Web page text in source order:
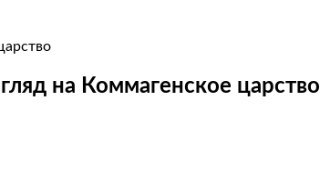
на Коммагенское царство